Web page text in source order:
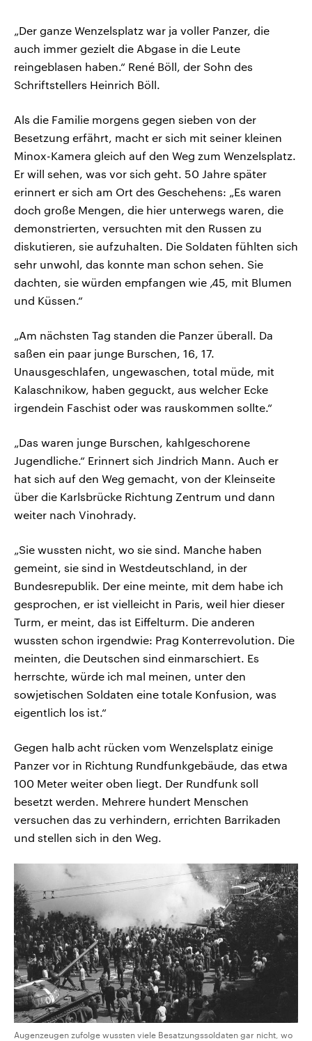
„Der ganze Wenzelsplatz war ja voller Panzer, die
auch immer gezielt die Abgase in die Leute
reingeblasen haben.“ René Böll, der Sohn des
Schriftstellers Heinrich Böll.
Als die Familie morgens gegen sieben von der
Besetzung erfährt, macht er sich mit seiner kleinen
Minox-Kamera gleich auf den Weg zum Wenzelsplatz.
Er will sehen, was vor sich geht. 50 Jahre später
erinnert er sich am Ort des Geschehens: „Es waren
doch große Mengen, die hier unterwegs waren, die
demonstrierten, versuchten mit den Russen zu
diskutieren, sie aufzuhalten. Die Soldaten fühlten sich
sehr unwohl, das konnte man schon sehen. Sie
dachten, sie würden empfangen wie ‚45, mit Blumen
und Küssen.“
„Am nächsten Tag standen die Panzer überall. Da
saßen ein paar junge Burschen, 16, 17.
Unausgeschlafen, ungewaschen, total müde, mit
Kalaschnikow, haben geguckt, aus welcher Ecke
irgendein Faschist oder was rauskommen sollte.“
„Das waren junge Burschen, kahlgeschorene
Jugendliche.“ Erinnert sich Jindrich Mann. Auch er
hat sich auf den Weg gemacht, von der Kleinseite
über die Karlsbrücke Richtung Zentrum und dann
weiter nach Vinohrady.
„Sie wussten nicht, wo sie sind. Manche haben
gemeint, sie sind in Westdeutschland, in der
Bundesrepublik. Der eine meinte, mit dem habe ich
gesprochen, er ist vielleicht in Paris, weil hier dieser
Turm, er meint, das ist Eiffelturm. Die anderen
wussten schon irgendwie: Prag Konterrevolution. Die
meinten, die Deutschen sind einmarschiert. Es
herrschte, würde ich mal meinen, unter den
sowjetischen Soldaten eine totale Konfusion, was
eigentlich los ist.“
Gegen halb acht rücken vom Wenzelsplatz einige
Panzer vor in Richtung Rundfunkgebäude, das etwa
100 Meter weiter oben liegt. Der Rundfunk soll
besetzt werden. Mehrere hundert Menschen
versuchen das zu verhindern, errichten Barrikaden
und stellen sich in den Weg.
Augenzeugen zufolge wussten viele Besatzungssoldaten gar nicht, wo